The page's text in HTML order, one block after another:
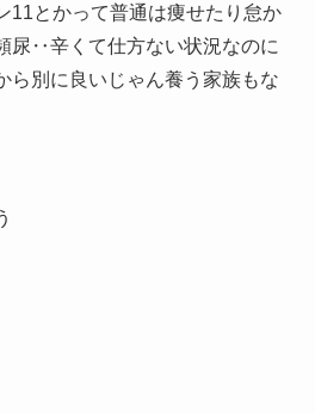
11とかって普通は痩せたり怠か
尿‥辛くて仕方ない状況なのに
ら別に良いじゃん養う家族もな